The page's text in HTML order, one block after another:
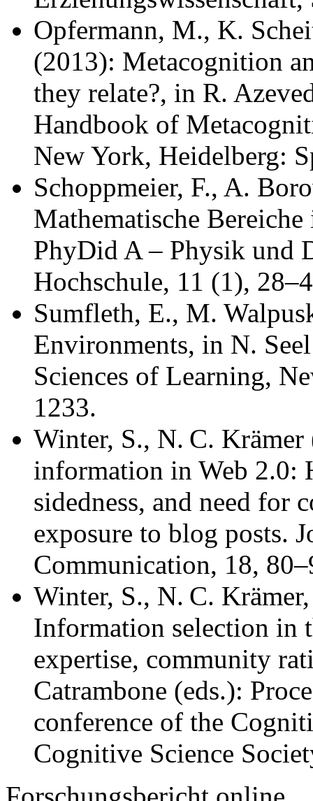
Opfermann, M., K.
(2013): Metacognition
they relate?, in R.
Handbook of
New York, Heidelberg:
Schoppmeier, F., A.
Mathematische
PhyDid A – Physik und
Hochschule, 11 (1),
Sumfleth, E., M.
Environments, in N.
Sciences of Learning,
1233.
Winter, S., N. C.
information in Web 2.0:
sidedness, and need for
exposure to blog posts.
Communication, 18,
Winter, S., N. C.
Information selection in
expertise, community
Catrambone (eds.):
conference of the
Cognitive Science